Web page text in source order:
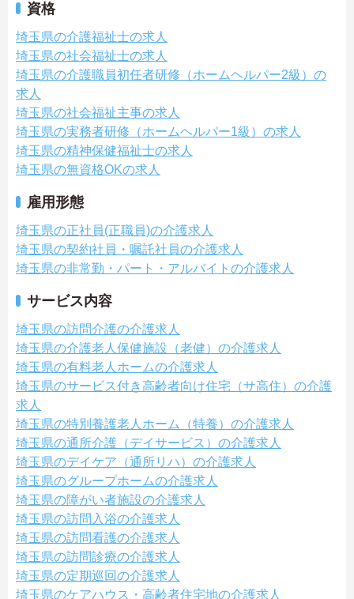
資格
埼玉県の介護福祉士の求人
埼玉県の社会福祉士の求人
埼玉県の介護職員初任者研修（ホームヘルパー2級）の
求人
埼玉県の社会福祉主事の求人
埼玉県の実務者研修（ホームヘルパー1級）の求人
埼玉県の精神保健福祉士の求人
埼玉県の無資格OKの求人
雇用形態
埼玉県の正社員(正職員)の介護求人
埼玉県の契約社員・嘱託社員の介護求人
埼玉県の非常勤・パート・アルバイトの介護求人
サービス内容
埼玉県の訪問介護の介護求人
埼玉県の介護老人保健施設（老健）の介護求人
埼玉県の有料老人ホームの介護求人
埼玉県のサービス付き高齢者向け住宅（サ高住）の介護
求人
埼玉県の特別養護老人ホーム（特養）の介護求人
埼玉県の通所介護（デイサービス）の介護求人
埼玉県のデイケア（通所リハ）の介護求人
埼玉県のグループホームの介護求人
埼玉県の障がい者施設の介護求人
埼玉県の訪問入浴の介護求人
埼玉県の訪問看護の介護求人
埼玉県の訪問診療の介護求人
埼玉県の定期巡回の介護求人
埼玉県のケアハウス・高齢者住宅地の介護求人